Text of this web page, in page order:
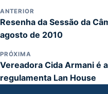
ANTERIOR
Resenha da Sessão da
agosto de 2010
PRÓXIMA
Vereadora Cida Armani é
regulamenta Lan House